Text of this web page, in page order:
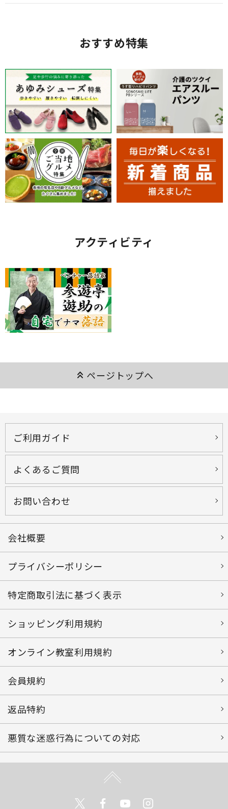
おすすめ特集
アクティビティ
keyboard_double_arrow_up ページトップへ
ご利用ガイド
よくあるご質問
お問い合わせ
会社概要
プライバシーポリシー
特定商取引法に基づく表示
ショッピング利用規約
オンライン教室利用規約
会員規約
返品特約
悪質な迷惑行為についての対応
TwitterFacebookYoutube